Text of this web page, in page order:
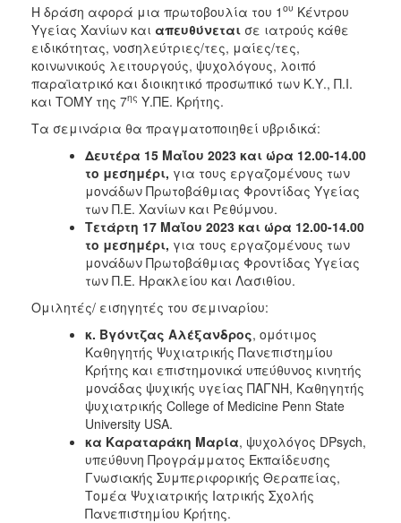
ΔΗΜΟΣ
ΠΟΛΙΤΙΣΜΟΣ
ΑΝΘΕΚΤΙΚΗ
ΠΟΛΗ
Η δράση αφορά μια πρωτοβουλία του 1 ου Κέντρου
Υγείας Χανίων και απευθύνεται σε ιατρούς κάθε
ειδικότητας, νοσηλεύτριες/τες, μαίες/τες,
κοινωνικούς λειτουργούς, ψυχολόγους, λοιπό
παραϊατρικό και διοικητικό προσωπικό των Κ.Υ., Π.Ι.
και ΤΟΜΥ της 7ης Υ.ΠΕ. Κρήτης.
Τα σεμινάρια θα πραγματοποιηθεί υβριδικά:
Δευτέρα 15 Μαΐου 2023 και ώρα 12.00-14.00
το μεσημέρι, για τους εργαζομένους των
μονάδων Πρωτοβάθμιας Φροντίδας Υγείας
των Π.Ε. Χανίων και Ρεθύμνου.
Τετάρτη 17 Μαΐου 2023 και ώρα 12.00-14.00
το μεσημέρι, για τους εργαζομένους των
μονάδων Πρωτοβάθμιας Φροντίδας Υγείας
των Π.Ε. Ηρακλείου και Λασιθίου.
Ομιλητές/ εισηγητές του σεμιναρίου:
κ. Βγόντζας Αλέξανδρος, ομότιμος
Καθηγητής Ψυχιατρικής Πανεπιστημίου
Κρήτης και επιστημονικά υπεύθυνος κινητής
μονάδας ψυχικής υγείας ΠΑΓΝΗ, Καθηγητής
ψυχιατρικής College of Medicine Penn State
University USA.
κα Καραταράκη Μαρία, ψυχολόγος DPsych,
υπεύθυνη Προγράμματος Εκπαίδευσης
Γνωσιακής Συμπεριφορικής Θεραπείας,
Τομέα Ψυχιατρικής Ιατρικής Σχολής
Πανεπιστημίου Κρήτης.